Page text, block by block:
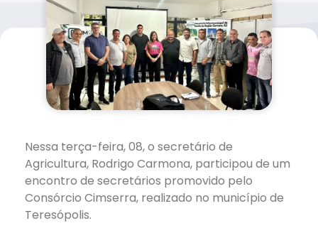
Nessa terça-feira, 08, o secretário de
Agricultura, Rodrigo Carmona, participou de um
encontro de secretários promovido pelo
Consórcio Cimserra, realizado no município de
Teresópolis.